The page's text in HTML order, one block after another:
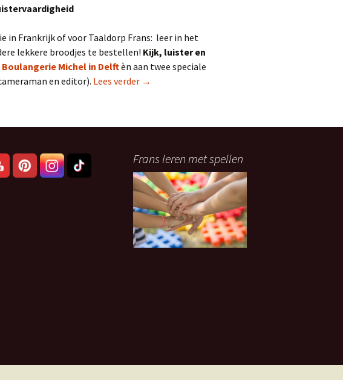
in Frankrijk of voor Taaldorp Frans: leer in het
lekkere broodjes te bestellen! Kijk, luister en
Boulangerie Michel in Delftèn aan twee speciale
en editor). Lees verder Lesvideo en oefening: “Bij de Franse bakker”
→
Frans leren met spellen